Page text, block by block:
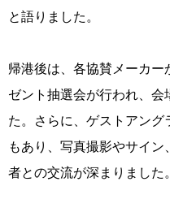
と語りました。
帰港後は、各協賛メーカ
ゼント抽選会が行われ、
た。さらに、ゲストアン
もあり、写真撮影やサイ
者との交流が深まりました。